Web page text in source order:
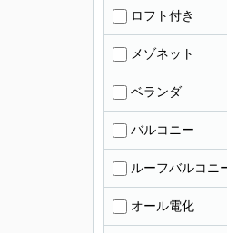
ロフト付き
メゾネット
ベランダ
バルコニー
ルーフバルコニ
オール電化